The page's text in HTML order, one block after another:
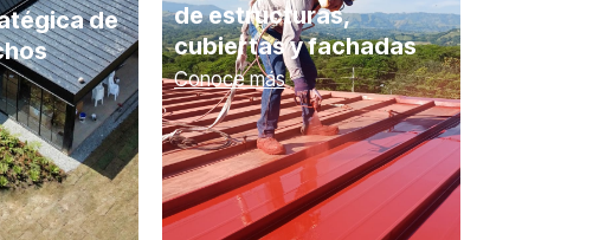
de
de estructuras,
cubiertas y fachadas
Conoce más